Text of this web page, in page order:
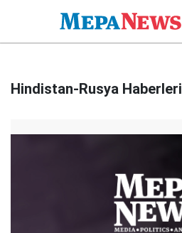
Hindistan-Rusya Haberleri